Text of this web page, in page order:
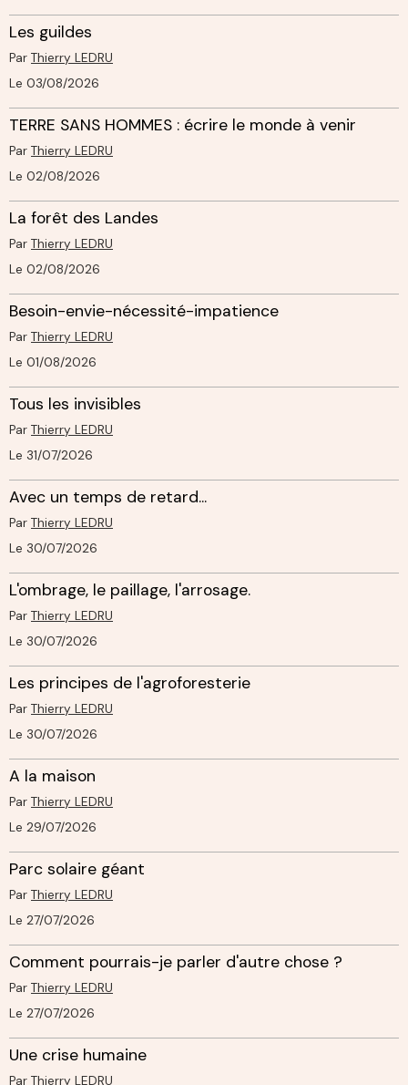
Les guildes
Par Thierry LEDRU
Le 03/08/2026
TERRE SANS HOMMES : écrire le monde à venir
Par Thierry LEDRU
Le 02/08/2026
La forêt des Landes
Par Thierry LEDRU
Le 02/08/2026
Besoin-envie-nécessité-impatience
Par Thierry LEDRU
Le 01/08/2026
Tous les invisibles
Par Thierry LEDRU
Le 31/07/2026
Avec un temps de retard...
Par Thierry LEDRU
Le 30/07/2026
L'ombrage, le paillage, l'arrosage.
Par Thierry LEDRU
Le 30/07/2026
Les principes de l'agroforesterie
Par Thierry LEDRU
Le 30/07/2026
A la maison
Par Thierry LEDRU
Le 29/07/2026
Parc solaire géant
Par Thierry LEDRU
Le 27/07/2026
Comment pourrais-je parler d'autre chose ?
Par Thierry LEDRU
Le 27/07/2026
Une crise humaine
Par Thierry LEDRU